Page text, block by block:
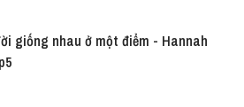
giống nhau ở một điểm - Hannah